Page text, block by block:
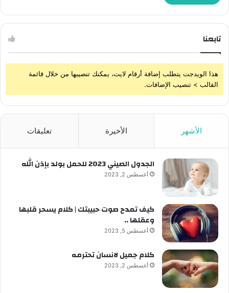
تابعنا
هذا الويدجت يتطلب إضافة أرقام لايت، يمكنك تنصيبها من خلال قائمة
القالب > تنصيب الإضافات.
الأشهر الأخيرة تعليقات
الجدول الصيني 2023 للحمل بولد بإذن الله
أغسطس 2, 2023
كيف تمدح صوت حبيبتك | كلام يسحر قلبها
وعقلها ..
أغسطس 5, 2023
كلام جميل لانسان تحترمه
أغسطس 2, 2023